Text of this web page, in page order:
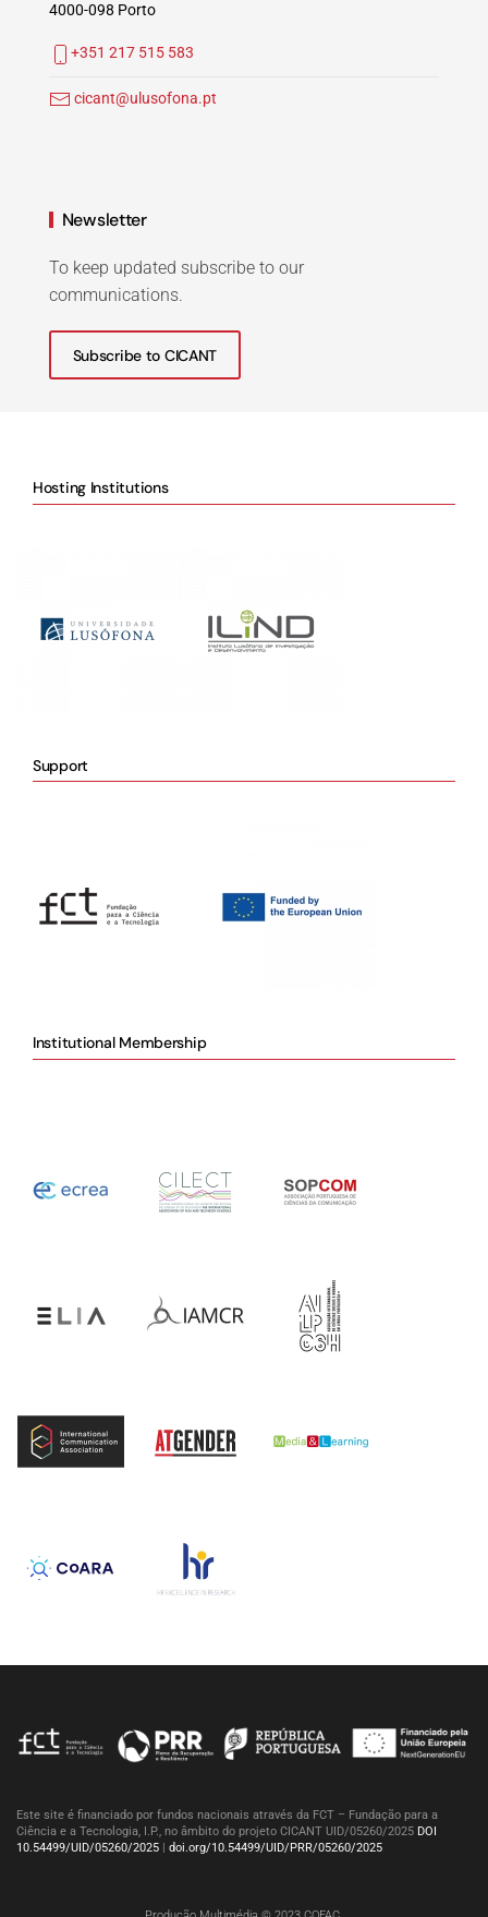
4000-098 Porto
+351 217 515 583
cicant@ulusofona.pt
Newsletter
To keep updated subscribe to our
communications.
Subscribe to CICANT
Hosting Institutions
Support
Institutional Membership
Este site é financiado por fundos nacionais através da FCT – Fundação para a
Ciência e a Tecnologia, I.P., no âmbito do projeto CICANT UID/05260/2025 DOI
10.54499/UID/05260/2025
doi.org/10.54499/UID/PRR/05260/2025